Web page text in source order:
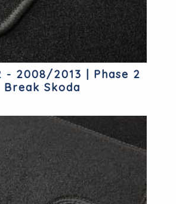
- 2008/2013 | Phase 2
Break Skoda